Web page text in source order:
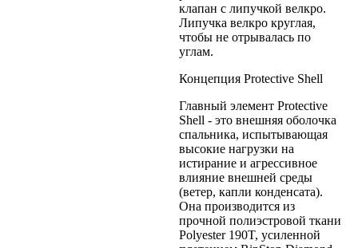
клапан с липучкой велкро.
Липучка велкро круглая,
чтобы не отрывалась по
углам.
Концепция Protective Shell
Главный элемент Protective
Shell - это внешняя оболочка
спальника, испытывающая
высокие нагрузки на
истирание и агрессивное
влияние внешней среды
(ветер, капли конденсата).
Она производится из
прочной полиэстровой ткани
Polyester 190T, усиленной